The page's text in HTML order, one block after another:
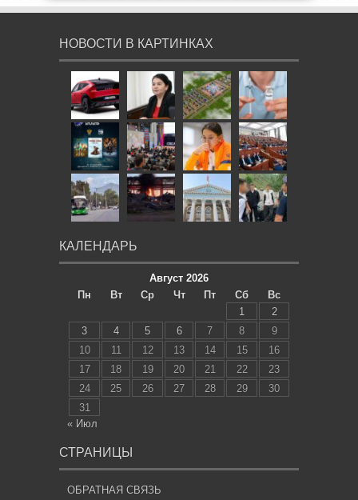
НОВОСТИ В КАРТИНКАХ
КАЛЕНДАРЬ
Август 2026
Пн
Вт Ср Чт Пт Сб
Вс
1
2
3
4 5 6 7 8
9
10
11 12 13 14 15
16
17
18 19 20 21 22
23
24
25 26 27 28 29
30
31
« Июл
СТРАНИЦЫ
ОБРАТНАЯ СВЯЗЬ